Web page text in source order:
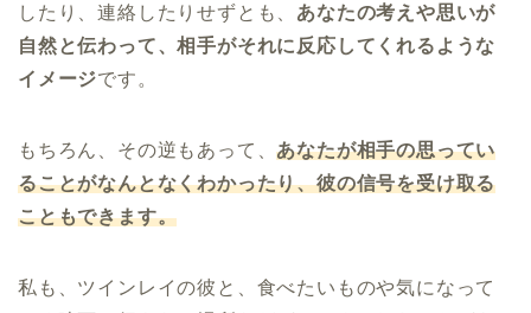
したり、連絡したりせずとも、 あなたの考えや思いが
自然と伝わって、相手がそれに反応してくれるような
イメージです。
もちろん、その逆もあって、あなたが相手の思ってい
ることがなんとなくわかったり、彼の信号を受け取る
こともできます。
私も、ツインレイの彼と、食べたいものや気になって